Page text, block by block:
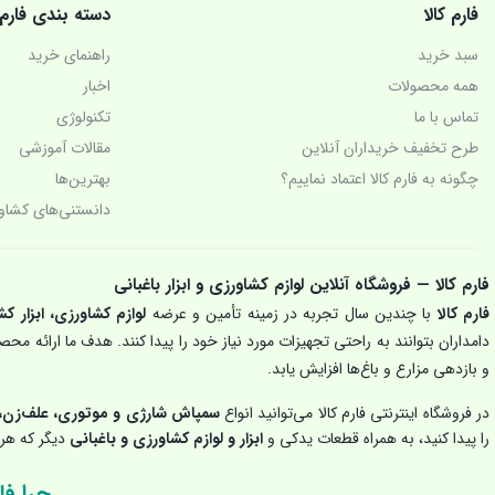
فارم کالا
سبد خرید
همه محصولات
تماس با ما
طرح تخفیف خریداران آنلاین
چگونه به فارم کالا اعتماد نماییم؟
دسته بندی
راهنمای خرید
اخبار
تکنولوژی‌
مقالات آموزشی
بهترین‌ها
دانستنی‌های
فارم کالا — فروشگاه آنلاین لوازم کشاورزی و ابزار باغبانی
فارم کالا با چندین سال تجربه در زمینه تأمین و عرضه لوازم کشاورزی، ابزار
دامداران بتوانند به راحتی تجهیزات مورد نیاز خود را پیدا کنند. هدف ما
و بازدهی مزارع و باغ‌ها افزایش یابد.
در فروشگاه اینترنتی فارم کالا می‌توانید انواعسمپاش شارژی و موتوری،
را پیدا کنید، به همراه قطعات یدکی و ابزار و لوازم کشاورزی و باغبانی دیگر که